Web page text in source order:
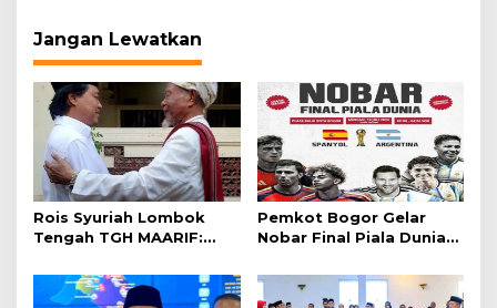
Jangan Lewatkan
Rois Syuriah Lombok
Tengah TGH MAARIF:
Abad Kedua NU”
Pemkot Bogor Gelar
Nobar Final Piala Dunia